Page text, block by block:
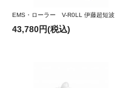
EMS・ローラー V-R0LL 伊藤超短波
43,780円(税込)